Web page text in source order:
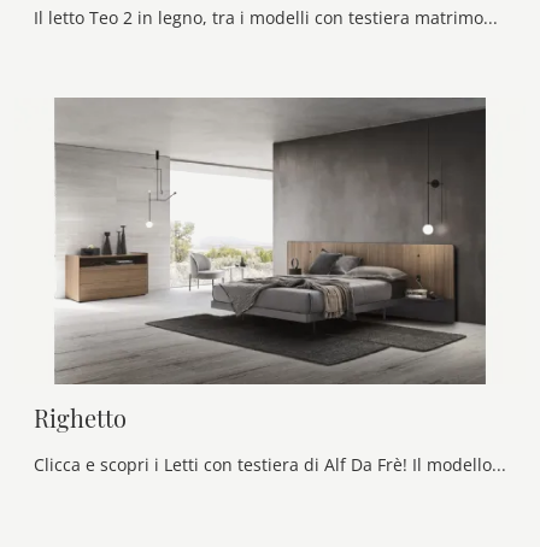
Il letto Teo 2 in legno, tra i modelli con testiera matrimoniali moderni di Alf Da Frè, è pensato per garantirti il sonno più profondo.
Righetto
Clicca e scopri i Letti con testiera di Alf Da Frè! Il modello Righetto in legno ti aspetta nelle versioni matrimoniali.